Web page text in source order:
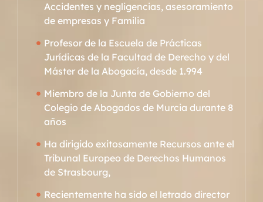
Accidentes y negligencias, asesoramiento
de empresas y Familia
Profesor de la Escuela de Prácticas
Jurídicas de la Facultad de Derecho y del
Máster de la Abogacía, desde 1.994
Miembro de la Junta de Gobierno del
Colegio de Abogados de Murcia durante 8
años
Ha dirigido exitosamente Recursos ante el
Tribunal Europeo de Derechos Humanos
de Strasbourg,
Recientemente ha sido el letrado director